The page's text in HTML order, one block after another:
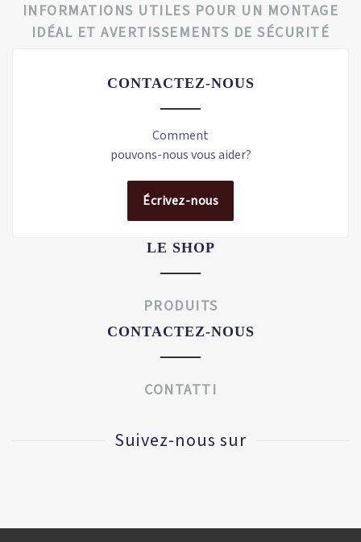
INFORMATIONS UTILES POUR UN MONTAGE
IDÉAL ET AVERTISSEMENTS DE SÉCURITÉ
CONTACTEZ-NOUS
Comment
pouvons-nous vous aider?
Écrivez-nous
LE SHOP
PRODUITS
CONTACTEZ-NOUS
CONTATTI
Suivez-nous sur